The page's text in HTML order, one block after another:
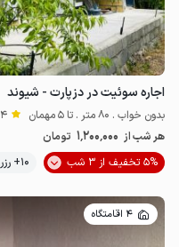
اجاره سوئیت در دزپارت - شیوند
بدون خواب . 80 متر . تا 5 مهمان 4
هر شب از 1٬200٬000 تومان
5% تخفیف از 3 شب
10+ رزرو موفق
4 اقامتگاه